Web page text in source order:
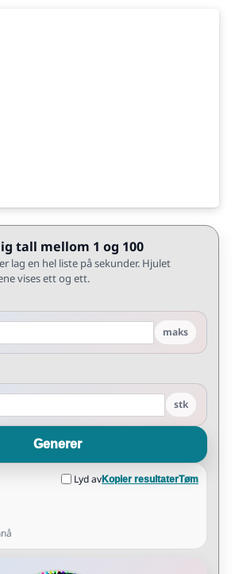
tall mellom 1 og 100
lag en hel liste på sekunder. Hjulet
vises ett og ett.
maks
stk
Generer
Lyd avKopier resultaterTøm